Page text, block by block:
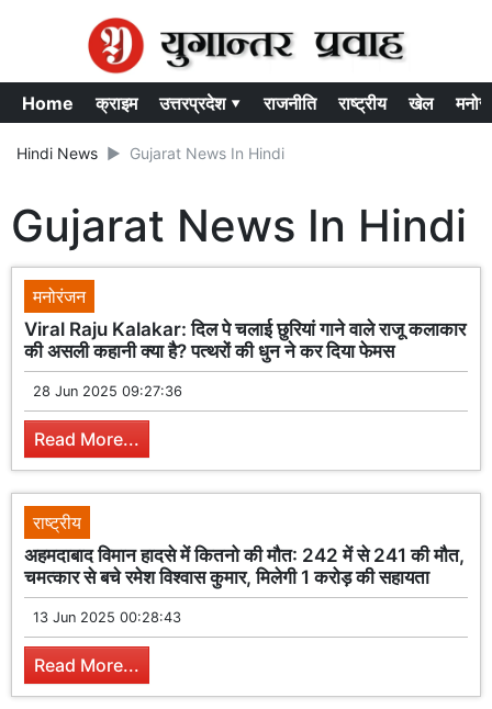
Home क्राइम उत्तरप्रदेश ▾ राजनीति राष्ट्रीय खेल
Hindi News Gujarat News In Hindi
Gujarat News In Hindi
मनोरंजन
Viral Raju Kalakar: दिल पे चलाई छुरियां गाने वाले राजू कलाकार
की असली कहानी क्या है? पत्थरों की धुन ने कर दिया फेमस
28 Jun 2025 09:27:36
Read More...
राष्ट्रीय
अहमदाबाद विमान हादसे में कितनो की मौत: 242 में से 241 की मौत,
चमत्कार से बचे रमेश विश्वास कुमार, मिलेगी 1 करोड़ की सहायता
13 Jun 2025 00:28:43
Read More...